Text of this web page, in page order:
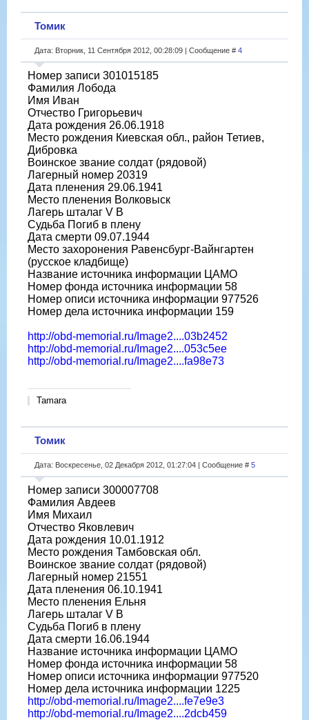
Томик
Дата: Вторник, 11 Сентября 2012, 00:28:09 | Сообщение # 4
Номер записи 301015185
Фамилия Лобода
Имя Иван
Отчество Григорьевич
Дата рождения 26.06.1918
Место рождения Киевская обл., район Тетиев,
Дибровка
Воинское звание солдат (рядовой)
Лагерный номер 20319
Дата пленения 29.06.1941
Место пленения Волковыск
Лагерь шталаг V B
Судьба Погиб в плену
Дата смерти 09.07.1944
Место захоронения Равенсбург-Вайнгартен
(русское кладбище)
Название источника информации ЦАМО
Номер фонда источника информации 58
Номер описи источника информации 977526
Номер дела источника информации 159
http://obd-memorial.ru/Image2....03b2452
http://obd-memorial.ru/Image2....053c5ee
http://obd-memorial.ru/Image2....fa98e73
Tamara
Томик
Дата: Воскресенье, 02 Декабря 2012, 01:27:04 | Сообщение # 5
Номер записи 300007708
Фамилия Авдеев
Имя Михаил
Отчество Яковлевич
Дата рождения 10.01.1912
Место рождения Тамбовская обл.
Воинское звание солдат (рядовой)
Лагерный номер 21551
Дата пленения 06.10.1941
Место пленения Ельня
Лагерь шталаг V B
Судьба Погиб в плену
Дата смерти 16.06.1944
Название источника информации ЦАМО
Номер фонда источника информации 58
Номер описи источника информации 977520
Номер дела источника информации 1225
http://obd-memorial.ru/Image2....fe7e9e3
http://obd-memorial.ru/Image2....2dcb459